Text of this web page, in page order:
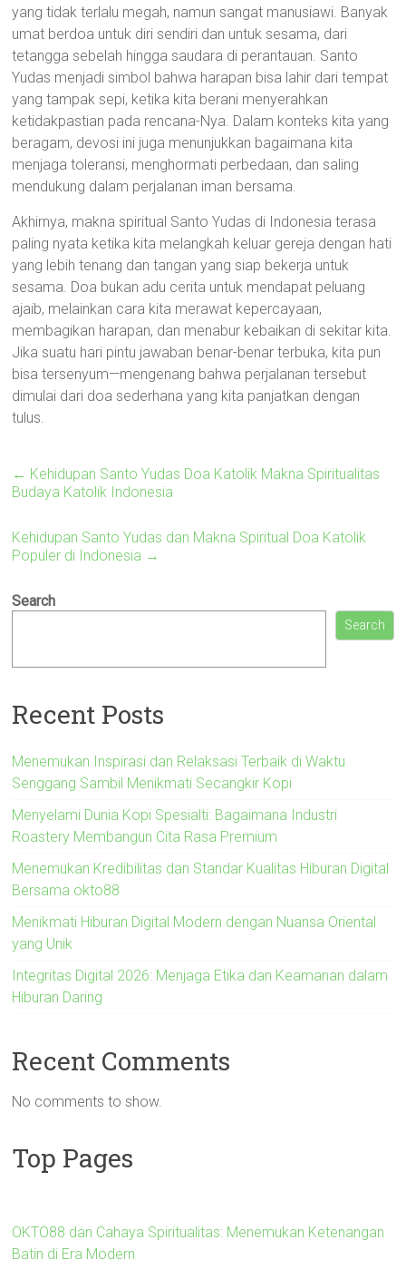
yang tidak terlalu megah, namun sangat manusiawi. Banyak
umat berdoa untuk diri sendiri dan untuk sesama, dari
tetangga sebelah hingga saudara di perantauan. Santo
Yudas menjadi simbol bahwa harapan bisa lahir dari tempat
yang tampak sepi, ketika kita berani menyerahkan
ketidakpastian pada rencana-Nya. Dalam konteks kita yang
beragam, devosi ini juga menunjukkan bagaimana kita
menjaga toleransi, menghormati perbedaan, dan saling
mendukung dalam perjalanan iman bersama.
Akhirnya, makna spiritual Santo Yudas di Indonesia terasa
paling nyata ketika kita melangkah keluar gereja dengan hati
yang lebih tenang dan tangan yang siap bekerja untuk
sesama. Doa bukan adu cerita untuk mendapat peluang
ajaib, melainkan cara kita merawat kepercayaan,
membagikan harapan, dan menabur kebaikan di sekitar kita.
Jika suatu hari pintu jawaban benar-benar terbuka, kita pun
bisa tersenyum—mengenang bahwa perjalanan tersebut
dimulai dari doa sederhana yang kita panjatkan dengan
tulus.
← Kehidupan Santo Yudas Doa Katolik Makna Spiritualitas
Budaya Katolik Indonesia
Kehidupan Santo Yudas dan Makna Spiritual Doa Katolik
Populer di Indonesia →
Search
Search
Recent Posts
Menemukan Inspirasi dan Relaksasi Terbaik di Waktu
Senggang Sambil Menikmati Secangkir Kopi
Menyelami Dunia Kopi Spesialti: Bagaimana Industri
Roastery Membangun Cita Rasa Premium
Menemukan Kredibilitas dan Standar Kualitas Hiburan Digital
Bersama okto88
Menikmati Hiburan Digital Modern dengan Nuansa Oriental
yang Unik
Integritas Digital 2026: Menjaga Etika dan Keamanan dalam
Hiburan Daring
Recent Comments
No comments to show.
Top Pages
OKTO88 dan Cahaya Spiritualitas: Menemukan Ketenangan
Batin di Era Modern